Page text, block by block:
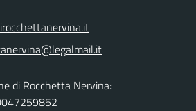
di Rocchetta Nervina: